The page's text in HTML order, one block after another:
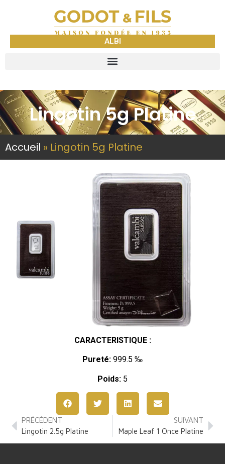
ALBI
Lingotin 5g Platine
Accueil » Lingotin 5g Platine
CARACTERISTIQUE :
Pureté: 999.5 ‰
Poids: 5
PRÉCÉDENT
Lingotin 2.5g Platine
SUIVANT
Maple Leaf 1 Once Platine